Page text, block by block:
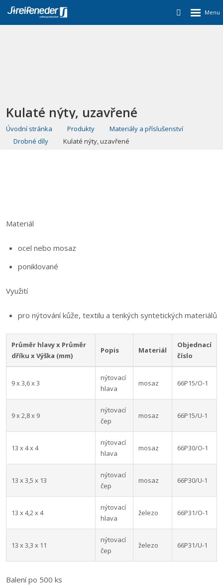
Kulaté nýty, uzavřené
Úvodní stránka Produkty
Materiály a příslušenství
Drobné díly
Kulaté nýty, uzavřené
Materiál
ocel nebo mosaz
poniklované
Využití
pro nýtování kůže, textilu a tenkých syntetických materiálů
Průměr hlavy x Průměr
dříku x Výška (mm)
Popis Materiál
Objednací
číslo
9 x 3,6 x 3
nýtovací
hlava
mosaz 66P15/O-1
9 x 2,8 x 9
nýtovací
čep
mosaz 66P15/U-1
13 x 4 x 4
nýtovací
hlava
mosaz 66P30/O-1
13 x 3,5 x 13
nýtovací
čep
mosaz 66P30/U-1
13 x 4,2 x 4
nýtovací
hlava
železo 66P31/O-1
13 x 3,3 x 11
nýtovací
čep
železo 66P31/U-1
Balení po 500 ks